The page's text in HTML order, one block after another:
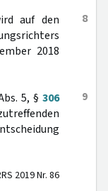
8
auf den
2018
9
5, §306
2019 Nr. 86